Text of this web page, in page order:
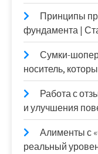
Принципы
фундамента |
Сумки-
носитель,
Работа с
и улучшения
Алименты с
реальный